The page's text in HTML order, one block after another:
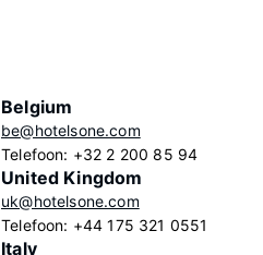
Belgium
be@hotelsone.com
Telefoon: +32 2 200 85 94
United Kingdom
uk@hotelsone.com
Telefoon: +44 175 321 0551
Italy